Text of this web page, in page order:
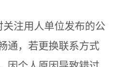
关注用人单位发布的公
通，若更换联系方式